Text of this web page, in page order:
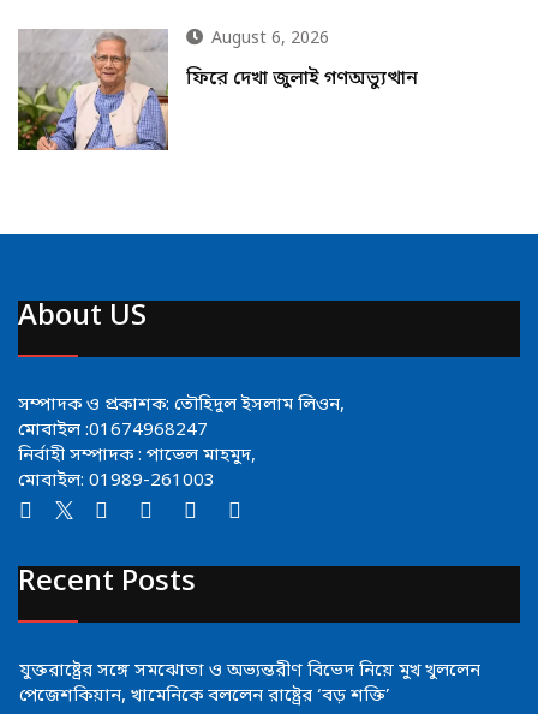
August 6, 2026
ফিরে দেখা জুলাই গণঅভ্যুত্থান
About US
সম্পাদক ও প্রকাশক: তৌহিদুল ইসলাম লিওন,
মোবাইল :01674968247
নির্বাহী সম্পাদক : পাভেল মাহমুদ,
মোবাইল: 01989-261003
Recent Posts
যুক্তরাষ্ট্রের সঙ্গে সমঝোতা ও অভ্যন্তরীণ বিভেদ নিয়ে মুখ খুললেন
পেজেশকিয়ান, খামেনিকে বললেন রাষ্ট্রের ‘বড় শক্তি’